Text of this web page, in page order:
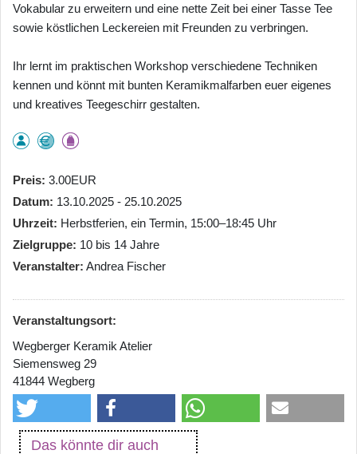
Vokabular zu erweitern und eine nette Zeit bei einer Tasse Tee
sowie köstlichen Leckereien mit Freunden zu verbringen.
Ihr lernt im praktischen Workshop verschiedene Techniken
kennen und könnt mit bunten Keramikmalfarben euer eigenes
und kreatives Teegeschirr gestalten.
Preis 3.00EUR
Datum 13.10.2025 - 25.10.2025
Uhrzeit Herbstferien, ein Termin, 15:00–18:45 Uhr
Zielgruppe 10 bis 14 Jahre
Veranstalter Andrea Fischer
Veranstaltungsort:
Wegberger Keramik Atelier
Siemensweg 29
41844 Wegberg
Das könnte dir auch